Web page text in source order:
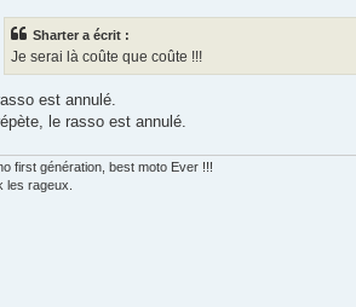
Sharter a écrit :
Je serai là coûte que coûte !!!
est annulé.
le rasso est annulé.
first génération, best moto Ever !!!
les rageux.